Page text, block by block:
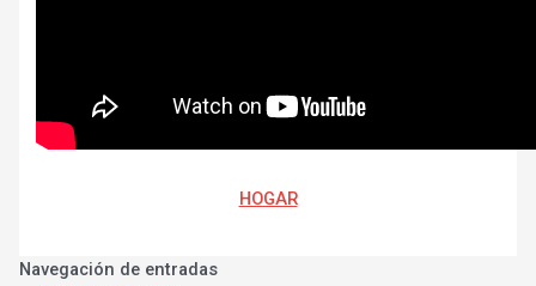
HOGAR
Navegación de entradas